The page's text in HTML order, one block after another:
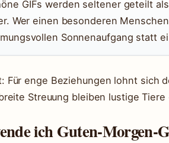
GIFs werden seltener geteilt
Wer einen besonderen
Sonnenaufgang statt
Für enge Beziehungen lohnt sich
Streuung bleiben lustige Tiere
ich Guten-Morgen-